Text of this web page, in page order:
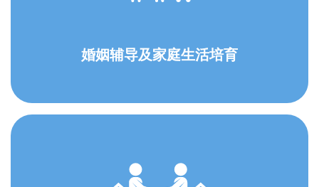
婚姻辅导及家庭生活培育